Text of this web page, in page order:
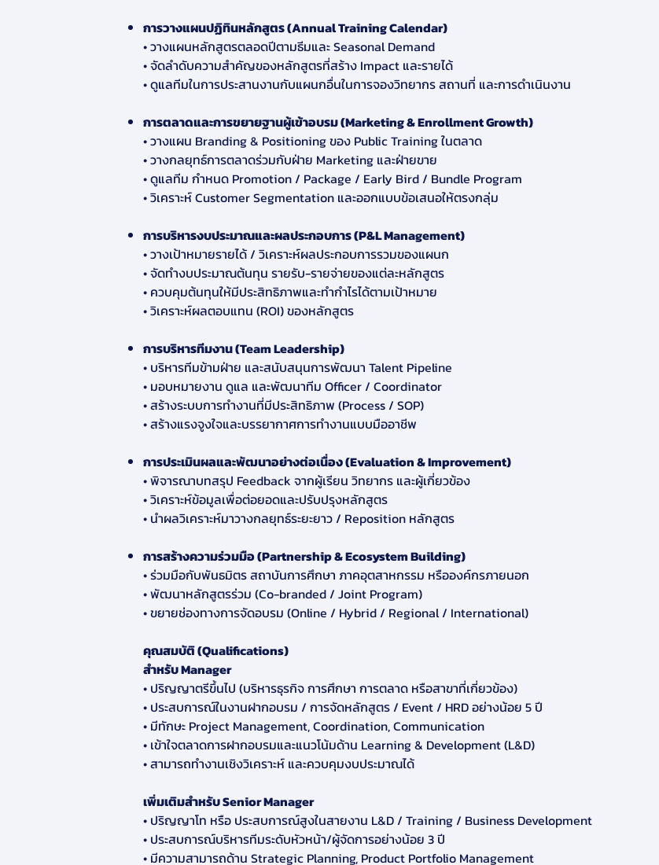
การวางแผนปฏิทินหลักสูตร (Annual Training Calendar)
• วางแผนหลักสูตรตลอดปีตามธีมและ Seasonal Demand
• จัดลําดับความสําคัญของหลักสูตรที่สร้าง Impact และรายได้
• ดูแลทีมในการประสานงานกับแผนกอื่นในการจองวิทยากร สถานที่ และการดําเนินงาน
การตลาดและการขยายฐานผู้เข้าอบรม (Marketing & Enrollment Growth)
• วางแผน Branding & Positioning ของ Public Training ในตลาด
• วางกลยุทธ์การตลาดร่วมกับฝ่าย Marketing และฝ่ายขาย
• ดูแลทีม กําหนด Promotion / Package / Early Bird / Bundle Program
• วิเคราะห์ Customer Segmentation และออกแบบข้อเสนอให้ตรงกลุ่ม
การบริหารงบประมาณและผลประกอบการ (P&L Management)
• วางเป้าหมายรายได้ / วิเคราะห์ผลประกอบการรวมของแผนก
• จัดทํางบประมาณต้นทุน รายรับ-รายจ่ายของแต่ละหลักสูตร
• ควบคุมต้นทุนให้มีประสิทธิภาพและทํากําไรได้ตามเป้าหมาย
• วิเคราะห์ผลตอบแทน (ROI) ของหลักสูตร
การบริหารทีมงาน (Team Leadership)
• บริหารทีมข้ามฝ่าย และสนับสนุนการพัฒนา Talent Pipeline
• มอบหมายงาน ดูแล และพัฒนาทีม Officer / Coordinator
• สร้างระบบการทํางานที่มีประสิทธิภาพ (Process / SOP)
• สร้างแรงจูงใจและบรรยากาศการทํางานแบบมืออาชีพ
การประเมินผลและพัฒนาอย่างต่อเนื่อง (Evaluation & Improvement)
• พิจารณาบทสรุป Feedback จากผู้เรียน วิทยากร และผู้เกี่ยวข้อง
• วิเคราะห์ข้อมูลเพื่อต่อยอดและปรับปรุงหลักสูตร
• นําผลวิเคราะห์มาวางกลยุทธ์ระยะยาว / Reposition หลักสูตร
การสร้างความร่วมมือ (Partnership & Ecosystem Building)
• ร่วมมือกับพันธมิตร สถาบันการศึกษา ภาคอุตสาหกรรม หรือองค์กรภายนอก
• พัฒนาหลักสูตรร่วม (Co-branded / Joint Program)
• ขยายช่องทางการจัดอบรม (Online / Hybrid / Regional / International)
คุณสมบัติ (Qualifications)
สําหรับ Manager
• ปริญญาตรีขึ้นไป (บริหารธุรกิจ การศึกษา การตลาด หรือสาขาที่เกี่ยวข้อง)
• ประสบการณ์ในงานฝากอบรม / การจัดหลักสูตร / Event / HRD อย่างน้อย 5 ปี
• มีทักษะ Project Management, Coordination, Communication
• เข้าใจตลาดการฝากอบรมและแนวโน้มด้าน Learning & Development (L&D)
• สามารถทํางานเชิงวิเคราะห์ และควบคุมงบประมาณได้
เพิ่มเติมสําหรับ Senior Manager
• ปริญญาโท หรือ ประสบการณ์สูงในสายงาน L&D / Training / Business Development
• ประสบการณ์บริหารทีมระดับหัวหน้า/ผู้จัดการอย่างน้อย 3 ปี
• มีความสามารถด้าน Strategic Planning, Product Portfolio Management